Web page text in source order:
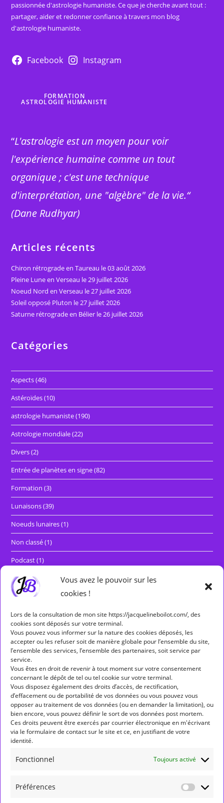
Vous avez le pouvoir sur les
cookies !
Lors de la consultation de mon site https://jacquelineboilot.com/, des
cookies sont déposés sur votre terminal.
Vous pouvez vous informer sur la nature des cookies déposés, les
accepter ou les refuser soit de manière globale pour l’ensemble du site,
l’ensemble des services, l’ensemble des partenaires, soit service par
service.
Vous êtes en droit de revenir à tout moment sur votre consentement
concernant le dépôt de tel ou tel cookie sur votre terminal.
Vous disposez également des droits d’accès, de rectification,
d’effacement ou de portabilité de vos données ou vous pouvez vous
opposer au traitement de vos données (ou en demander la limitation), ou
bien encore, vous pouvez définir le sort de vos données post mortem.
Ces droits peuvent être exercés par courrier électronique en m'écrivant
via le formulaire de contact sur le site et ce, en justifiant de votre
identité.
Fonctionnel Toujours activé
Préférences
passionnée d'astrologie humaniste. Ce que je cherche avant tout :
partager, aider et redonner confiance à travers mon blog
d'astrologie humaniste.
Facebook Instagram
FORMATION
ASTROLOGIE HUMANISTE
“L'astrologie est un moyen pour voir
l'expérience humaine comme un tout
organique ; c'est une technique
d'interprétation, une "algèbre" de la vie.“
(Dane Rudhyar)
Articles récents
Chiron rétrograde en Taureau le 03 août 2026
Pleine Lune en Verseau le 29 juillet 2026
Noeud Nord en Verseau le 27 juillet 2026
Soleil opposé Pluton le 27 juillet 2026
Saturne rétrograde en Bélier le 26 juillet 2026
Catégories
Aspects(46)
Astéroïdes(10)
astrologie humaniste(190)
Astrologie mondiale(22)
Divers(2)
Entrée de planètes en signe(82)
Formation (3)
Lunaisons(39)
Noeuds lunaires(1)
Non classé(1)
Podcast(1)
Rétrogradations et marches directes(29)
Séminaires
Étiquettes
ALLÔ ALLÔ MERCURE ASPECT ASPECTS
ASTROLOGIE ASTROLOGIE HUMANISTE
ASTROLOGIE MONDIALE ASTÉROÏDES BALANCE
BÉLIER CANCER CAPRICORNE CARRÉ
CONJONCTION ENTRÉE DE PLANÈTE EN SIGNE
FORMATION JUNON
LUNAISON
OPPOSITION POISSONS